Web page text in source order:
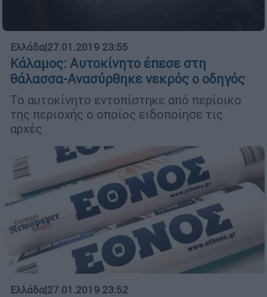
Ελλάδα|27.01.2019 23:55
Κάλαμος: Αυτοκίνητο έπεσε στη
θάλασσα-Ανασύρθηκε νεκρός ο οδηγός
Το αυτοκίνητο εντοπίστηκε από περίοικο
της περιοχής ο οποίος ειδοποίησε τις
αρχές
Ελλάδα|27.01.2019 23:52